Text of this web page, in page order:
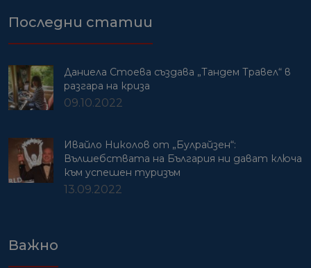
Последни статии
Даниела Стоева създава „Тандем Травел“ в
разгара на криза
09.10.2022
Ивайло Николов от „Булрайзен“:
Вълшебствата на България ни дават ключа
към успешен туризъм
13.09.2022
Важно